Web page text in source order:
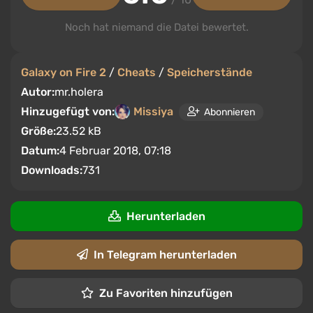
Galaxy on Fire 2 / Cheats / Speicherstände
Autor:mr.holera
Hinzugefügt von:
Missiya Abonnieren
Größe:23.52 kB
Datum:4 Februar 2018, 07:18
Downloads:731
Noch hat niemand die Datei bewertet.
Herunterladen
In Telegram herunterladen
Zu Favoriten hinzufügen